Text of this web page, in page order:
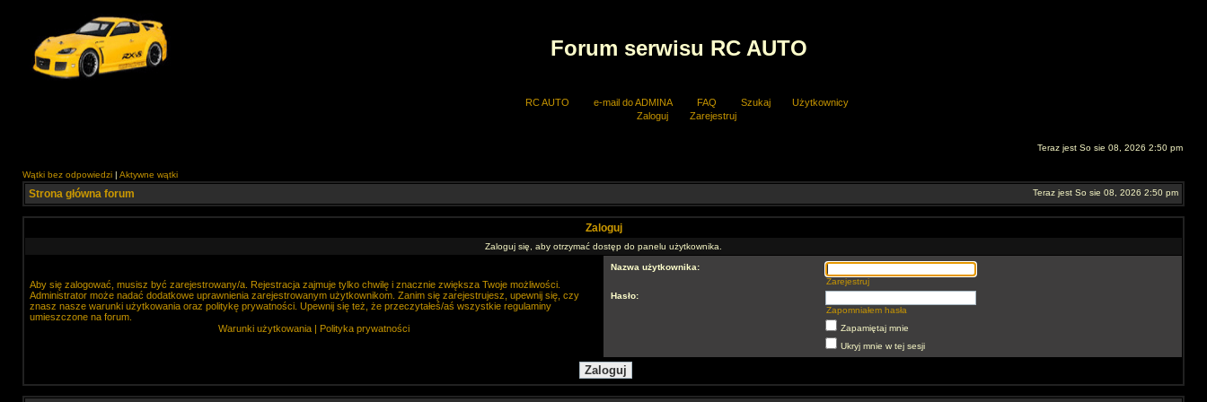
Forum serwisu RC AUTO
RC AUTO e-mail do ADMINA FAQ Szukaj
Użytkownicy
Zaloguj
Zarejestruj
Teraz jest So sie 08, 2026 2:50 pm
Wątki bez odpowiedzi | Aktywne wątki
Strona główna forum Teraz jest So sie 08, 2026 2:50 pm
Zaloguj
Zaloguj się, aby otrzymać dostęp do panelu użytkownika.
Aby się zalogować, musisz być zarejestrowany/a. Rejestracja zajmuje tylko chwilę i znacznie zwiększa Twoje możliwości.
Administrator może nadać dodatkowe uprawnienia zarejestrowanym użytkownikom. Zanim się zarejestrujesz, upewnij się, czy
znasz nasze warunki użytkowania oraz politykę prywatności. Upewnij się też, że przeczytałeś/aś wszystkie regulaminy
umieszczone na forum.
Warunki użytkowania | Polityka prywatności
Nazwa użytkownika:
Zarejestruj
Hasło:
Zapomniałem hasła
Zapamiętaj mnie
Ukryj mnie w tej sesji